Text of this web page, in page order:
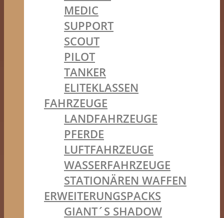
MEDIC
SUPPORT
SCOUT
PILOT
TANKER
ELITEKLASSEN
FAHRZEUGE
LANDFAHRZEUGE
PFERDE
LUFTFAHRZEUGE
WASSERFAHRZEUGE
STATIONÄREN WAFFEN
ERWEITERUNGSPACKS
GIANT´S SHADOW